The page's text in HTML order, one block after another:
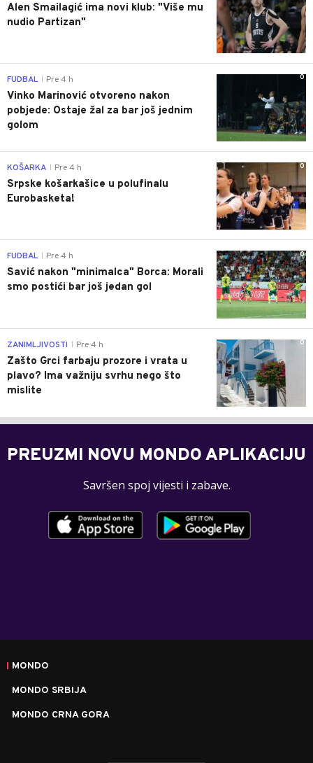
Alen Smailagić ima novi klub: "Više mu
nudio Partizan"
0
FUDBAL Pre 4 h
Vinko Marinović otvoreno nakon
pobjede: Ostaje žal za bar još jednim
golom
0
KOŠARKA Pre 4 h
Srpske košarkašice u polufinalu
Eurobasketa!
0
FUDBAL Pre 4 h
Savić nakon "minimalca" Borca: Morali
smo postići bar još jedan gol
0
ZANIMLJIVOSTI Pre 4 h
Zašto Grci farbaju prozore i vrata u
plavo? Ima važniju svrhu nego što
mislite
PREUZMI NOVU MONDO APLIKACIJU
Savršen spoj vijesti i zabave.
MONDO
MONDO SRBIJA
MONDO CRNA GORA